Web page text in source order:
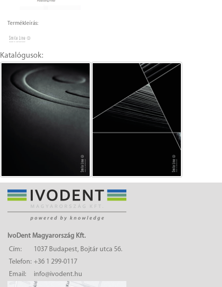
Termékleírás:
Katalógusok:
IvoDent Magyarország Kft.
Cím:
1037 Budapest, Bojtár utca 56.
Telefon: +36 1 299-0117
Email:
info@ivodent.hu